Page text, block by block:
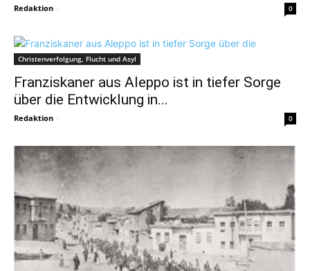
Redaktion - 0
Christenverfolgung, Flucht und Asyl
Franziskaner aus Aleppo ist in tiefer Sorge
über die Entwicklung in...
Redaktion - 0